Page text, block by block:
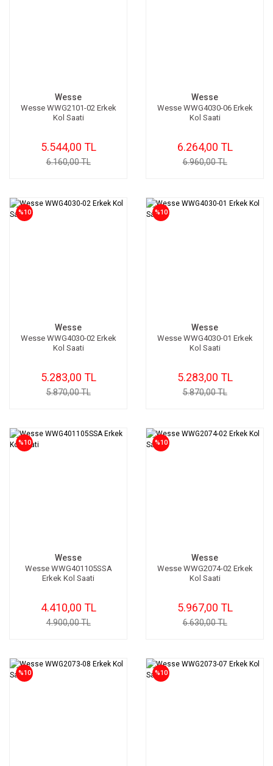
Wesse
Wesse WWG2101-02 Erkek
Kol Saati
5.544,00 TL
6.160,00 TL
Wesse
Wesse WWG4030-06 Erkek
Kol Saati
6.264,00 TL
6.960,00 TL
%10
Wesse
Wesse WWG4030-02 Erkek
Kol Saati
5.283,00 TL
5.870,00 TL
%10
Wesse
Wesse WWG4030-01 Erkek
Kol Saati
5.283,00 TL
5.870,00 TL
%10
Wesse
Wesse WWG401105SSA
Erkek Kol Saati
4.410,00 TL
4.900,00 TL
%10
Wesse
Wesse WWG2074-02 Erkek
Kol Saati
5.967,00 TL
6.630,00 TL
%10 %10